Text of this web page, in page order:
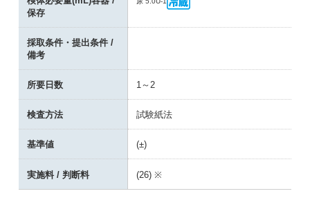
保存
採取条件・提出条件 /
備考
所要日数 1～2
検査方法 試験紙法
基準値 (±)
実施料 / 判断料 (26) ※